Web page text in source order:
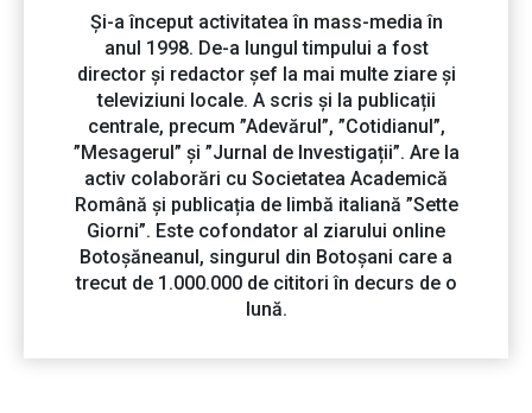
Și-a început activitatea în mass-media în
anul 1998. De-a lungul timpului a fost
director și redactor șef la mai multe ziare și
televiziuni locale. A scris și la publicații
centrale, precum ”Adevărul”, ”Cotidianul”,
”Mesagerul” și ”Jurnal de Investigații”. Are la
activ colaborări cu Societatea Academică
Română și publicația de limbă italiană ”Sette
Giorni”. Este cofondator al ziarului online
Botoșăneanul, singurul din Botoșani care a
trecut de 1.000.000 de cititori în decurs de o
lună.